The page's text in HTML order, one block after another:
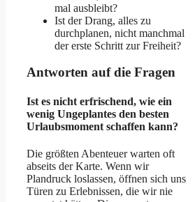
mal ausbleibt?
Ist der Drang, alles zu
durchplanen, nicht manchmal
der erste Schritt zur Freiheit?
Antworten auf die Fragen
Ist es nicht erfrischend, wie ein
wenig Ungeplantes den besten
Urlaubsmoment schaffen kann?
Die größten Abenteuer warten oft
abseits der Karte. Wenn wir
Plandruck loslassen, öffnen sich uns
Türen zu Erlebnissen, die wir nie